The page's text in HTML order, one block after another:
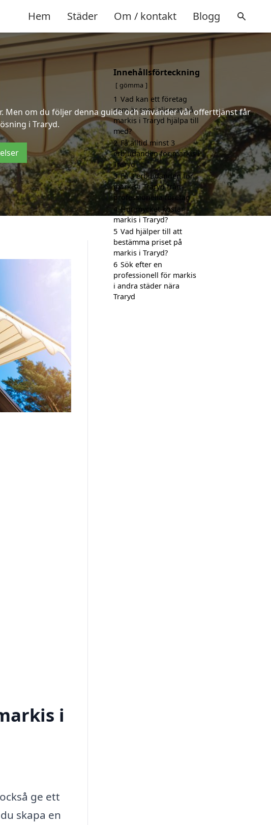
Hem Städer Om / kontakt Blogg
om du följer denna guide och använder vår offerttjänst får
i Traryd.
i
ge ett
skapa en
Innehållsförteckning
gömma
1 Vad kan ett företag
som är specialiserat på
markis i Traryd hjälpa till
med?
2 Få alltid minst 3
erbjudanden för markis i
Traryd
3 Få 3 erbjudanden för
markis i Traryd från
professionella företag
4 Hur mycket kostar
markis i Traryd?
5 Vad hjälper till att
bestämma priset på
markis i Traryd?
6 Sök efter en
professionell för markis
i andra städer nära
Traryd